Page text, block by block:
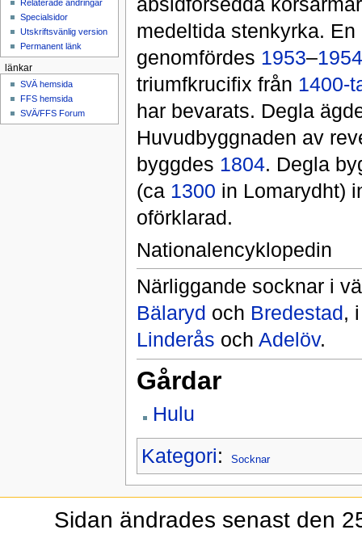
medeltida stenkyrka.
genomfördes 1953–1954
triumfkrucifix från 1400-
har bevarats. Degla
Huvudbyggnaden av
byggdes 1804. Degla
(ca 1300 in Lomarydht)
oförklarad.
Nationalencyklopedin
Närliggande socknar i
Bälaryd och Bredestad,
Linderås och Adelöv.
Gårdar
Hulu
Kategori: Socknar
Relaterade ändringar
Specialsidor
Utskriftsvänlig version
Permanent länk
länkar
SVÄ hemsida
FFS hemsida
SVÄ/FFS Forum
Sidan ändrades senast den